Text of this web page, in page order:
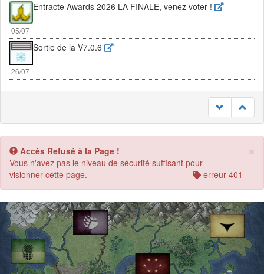
05/07
Entracte Awards 2026 LA FINALE, venez voter !
26/07
Sortie de la V7.0.6
×
Accès Refusé à la Page !
Vous n'avez pas le niveau de sécurité suffisant pour
visionner cette page.
erreur 401
Previous